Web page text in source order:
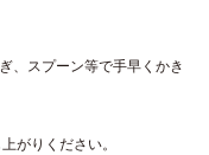
、スプーン等で手早くかき
がりください。